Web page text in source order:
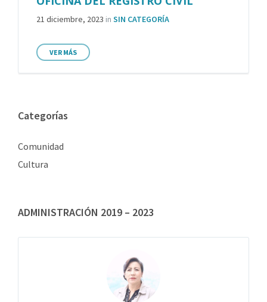
21 diciembre, 2023 in SIN CATEGORÍA
VER MÁS
Categorías
Comunidad
Cultura
ADMINISTRACIÓN 2019 – 2023